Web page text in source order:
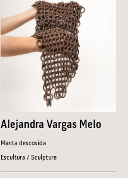
Alejandra Vargas Melo
Manta descosida
Escultura / Sculpture